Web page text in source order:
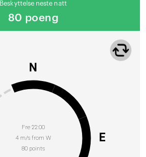
Beskyttelse neste natt
80 poeng
Fre 22:00
4 m/s from W
80 points
N
E